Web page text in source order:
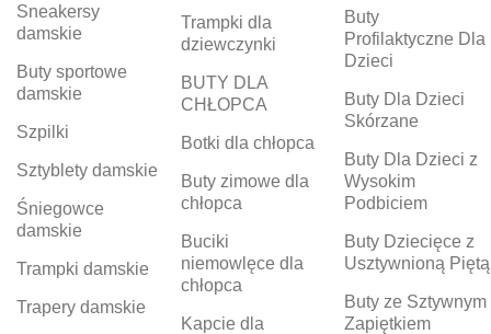
Sneakersy
damskie
Buty sportowe
damskie
Szpilki
Sztyblety damskie
Śniegowce
damskie
Trampki damskie
Trapery damskie
Trampki dla
dziewczynki
BUTY DLA
CHŁOPCA
Botki dla chłopca
Buty zimowe dla
chłopca
Buciki
niemowlęce dla
chłopca
Kapcie dla
Buty
Profilaktyczne Dla
Dzieci
Buty Dla Dzieci
Skórzane
Buty Dla Dzieci z
Wysokim
Podbiciem
Buty Dziecięce z
Usztywnioną Piętą
Buty ze Sztywnym
Zapiętkiem